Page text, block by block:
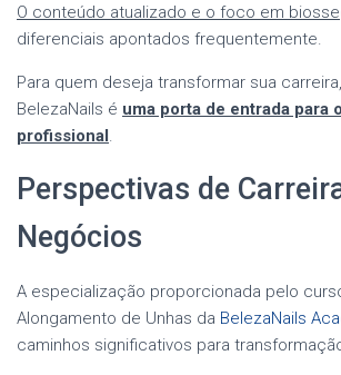
O conteúdo atualizado e o foco em
diferenciais apontados frequentemente.
Para quem deseja transformar sua
BelezaNails é uma porta de entrada para
profissional.
Perspectivas de
Negócios
A especialização proporcionada pelo
Alongamento de Unhas da BelezaNails
caminhos significativos para